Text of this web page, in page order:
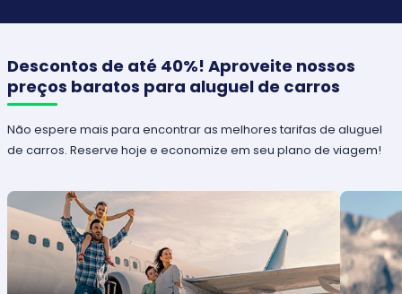
Descontos de até 40%! Aproveite nossos
preços baratos para aluguel de carros
Não espere mais para encontrar as melhores tarifas de aluguel
de carros. Reserve hoje e economize em seu plano de viagem!